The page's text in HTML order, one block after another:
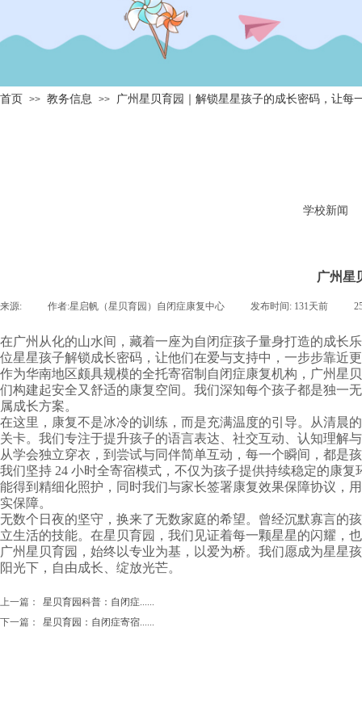
首页 >> 教务信息 >> 广州星贝育园｜解锁星星孩子的成长密码，让每
学校新闻
广州星
来源: 作者:星启帆（星贝育园）自闭症康复中心 发布时间: 131天前
在广州从化的山水间，藏着一座为自闭症孩子量身打造的成
位星星孩子解锁成长密码，让他们在爱与支持中，一步步靠近
作为华南地区颇具规模的全托寄宿制自闭症康复机构，广州星
们构建起安全又舒适的康复空间。我们深知每个孩子都是独一
属成长方案。
在这里，康复不是冰冷的训练，而是充满温度的引导。从清晨
关卡。我们专注于提升孩子的语言表达、社交互动、认知理
从学会独立穿衣，到尝试与同伴简单互动，每一个瞬间，都是
我们坚持 24 小时全寄宿模式，不仅为孩子提供持续稳定的康
能得到精细化照护，同时我们与家长签署康复效果保障协议，
实保障。
无数个日夜的坚守，换来了无数家庭的希望。曾经沉默寡言的
立生活的技能。在星贝育园，我们见证着每一颗星星的闪耀，
广州星贝育园，始终以专业为基，以爱为桥。我们愿成为星星
阳光下，自由成长、绽放光芒。
上一篇：
星贝育园科普：自闭症......
下一篇：
星贝育园：自闭症寄宿......